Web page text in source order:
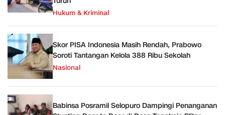
Hukum & Kriminal
Skor PISA Indonesia Masih Rendah, Prabowo
Soroti Tantangan Kelola 388 Ribu Sekolah
Nasional
Babinsa Posramil Selopuro Dampingi Penanganan